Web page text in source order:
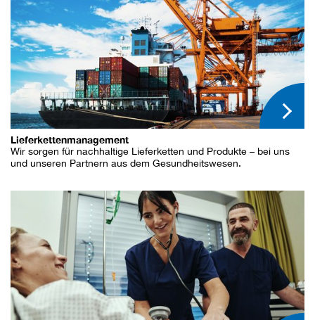
Lieferkettenmanagement
Wir sorgen für nachhaltige Lieferketten und Produkte – bei uns
und unseren Partnern aus dem Gesundheitswesen.